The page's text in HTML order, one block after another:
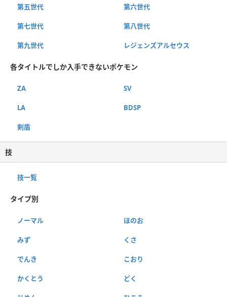
第五世代 第六世代
第七世代 第八世代
第九世代 レジェンズアルセウス
各タイトルでしか入手できないポケモン
ZA SV
LA BDSP
剣盾
技
技一覧
タイプ別
ノーマル ほのお
みず くさ
でんき こおり
かくとう どく